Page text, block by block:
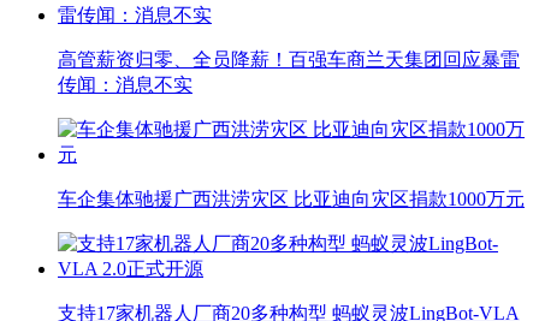
高管薪资归零、全员降薪！百强车商兰天集团回应暴雷
传闻：消息不实
车企集体驰援广西洪涝灾区 比亚迪向灾区捐款1000万元
支持17家机器人厂商20多种构型 蚂蚁灵波LingBot-VLA